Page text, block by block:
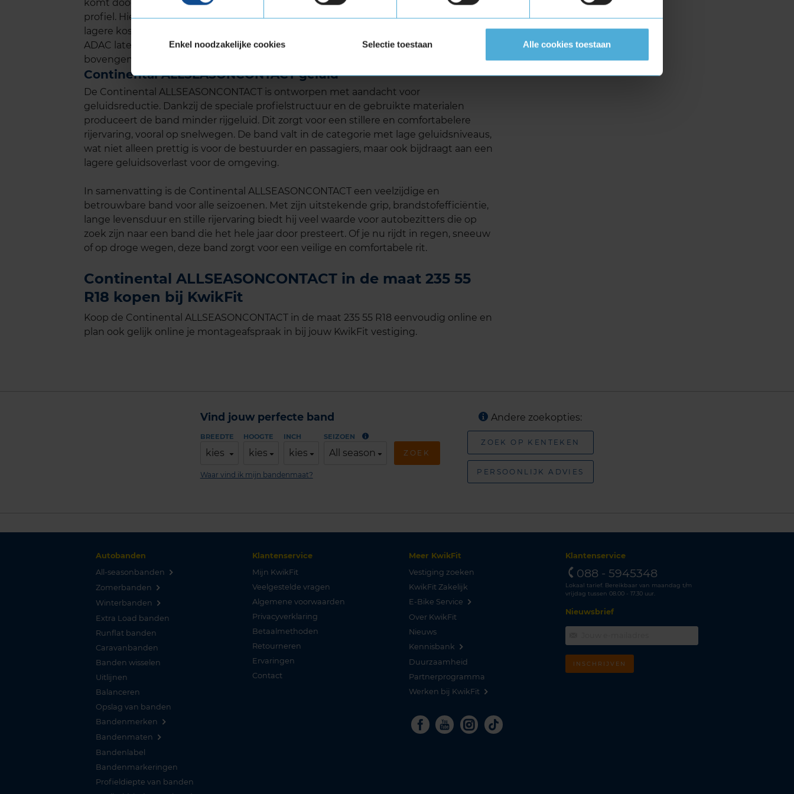
Enkel noodzakelijke cookies Selectie toestaan Alle cookies toestaan
komt door de slijtvaste rubbersamenstelling en de gelijkmatige slijtage van het
profiel. Hierdoor hoef je minder snel je banden te vervangen, wat zorgt voor een
lagere kostenpost op de lange termijn. Testresultaten van onder andere de ANWB en
ADAC laten zien dat de ALLSEASONCONTACT goed scoort op dit gebied, met een
bovengemiddeld aantal kilometers voordat de band zijn maximale slijtage bereikt.
Continental ALLSEASONCONTACT geluid
De Continental ALLSEASONCONTACT is ontworpen met aandacht voor
geluidsreductie. Dankzij de speciale profielstructuur en de gebruikte materialen
produceert de band minder rijgeluid. Dit zorgt voor een stillere en comfortabelere
rijervaring, vooral op snelwegen. De band valt in de categorie met lage geluidsniveaus,
wat niet alleen prettig is voor de bestuurder en passagiers, maar ook bijdraagt aan een
lagere geluidsoverlast voor de omgeving.
In samenvatting is de Continental ALLSEASONCONTACT een veelzijdige en
betrouwbare band voor alle seizoenen. Met zijn uitstekende grip, brandstofefficiëntie,
lange levensduur en stille rijervaring biedt hij veel waarde voor autobezitters die op
zoek zijn naar een band die het hele jaar door presteert. Of je nu rijdt in regen, sneeuw
of op droge wegen, deze band zorgt voor een veilige en comfortabele rit.
Continental ALLSEASONCONTACT in de maat 235 55
R18 kopen bij KwikFit
Koop de Continental ALLSEASONCONTACT in de maat 235 55 R18 eenvoudig online en
plan ook gelijk online je montageafspraak in bij jouw KwikFit vestiging.
Vind jouw perfecte band
BREEDTE
kies
HOOGTE
kies
INCH
kies
SEIZOEN
All season ZOEK
Waar vind ik mijn bandenmaat?
Andere zoekopties:
ZOEK OP KENTEKEN
PERSOONLIJK ADVIES
Autobanden
All-seasonbanden
Zomerbanden
Winterbanden
Extra Load banden
Runflat banden
Caravanbanden
Banden wisselen
Uitlijnen
Balanceren
Opslag van banden
Bandenmerken
Bandenmaten
Bandenlabel
Bandenmarkeringen
Profieldiepte van banden
Klantenservice
Mijn KwikFit
Veelgestelde vragen
Algemene voorwaarden
Privacyverklaring
Betaalmethoden
Retourneren
Ervaringen
Contact
Meer KwikFit
Vestiging zoeken
KwikFit Zakelijk
E-Bike Service
Over KwikFit
Nieuws
Kennisbank
Duurzaamheid
Partnerprogramma
Werken bij KwikFit
Facebook
YoutubeInstagram
Tiktok
Klantenservice
088 - 5945348
Lokaal tarief. Bereikbaar van maandag t/m
vrijdag tussen 08.00 - 17.30 uur.
Nieuwsbrief
INSCHRIJVEN